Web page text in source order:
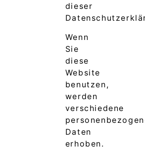
dieser
Wenn
Sie
diese
Website
benutzen,
werden
verschiedene
Daten
erhoben.